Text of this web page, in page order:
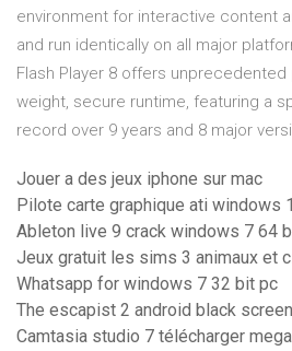
environment for interactive content
and run identically on all major
Flash Player 8 offers
weight, secure runtime, featuring a
record over 9 years and 8 major
Jouer a des jeux iphone sur mac
Pilote carte graphique ati windows
Ableton live 9 crack windows 7 64
Jeux gratuit les sims 3 animaux et
Whatsapp for windows 7 32 bit pc
The escapist 2 android black screen
Camtasia studio 7 télécharger mega